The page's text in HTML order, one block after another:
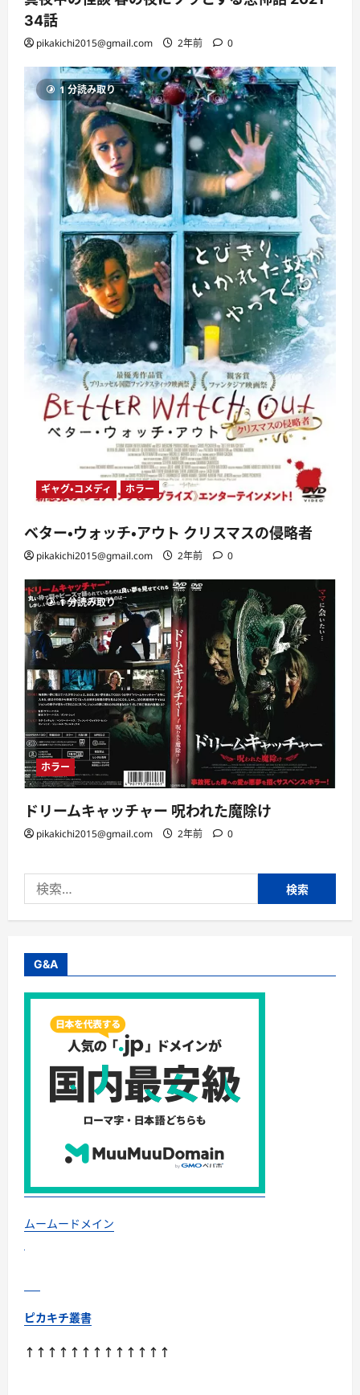
34話
pikakichi2015@gmail.com 2年前 0
1 分読み取り
ギャグ・コメディ ホラー
ベター・ウォッチ・アウト クリスマスの侵略者
pikakichi2015@gmail.com 2年前 0
1 分読み取り
ホラー
ドリームキャッチャー 呪われた魔除け
pikakichi2015@gmail.com 2年前 0
索:
G&A
ムームードメイン
ピカキチ叢書
↑↑↑↑↑↑↑↑↑↑↑↑↑